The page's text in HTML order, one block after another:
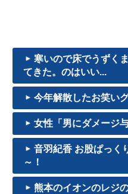
寒いので床でうずく
てきた。のはいい...
今年解散したお笑い
女性「男にダメージ
音羽紀香 お股ぱっく
～！
熊本のイオンのレジ